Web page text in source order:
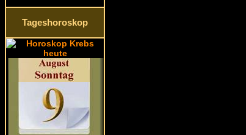
Tageshoroskop